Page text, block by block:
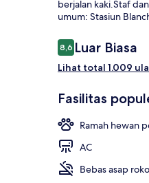
berjalan kaki.Staf
umum: Stasiun
Ulasan
8,68,6 dari 10
Luar Biasa
Lihat total 1.009
Fasilitas
Ramah hewan
AC
Bebas asap